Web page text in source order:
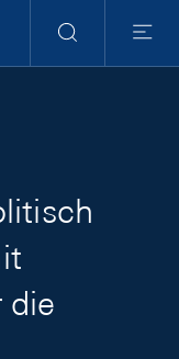
Suche
Menu
die